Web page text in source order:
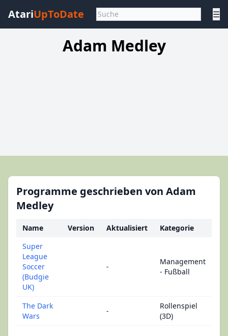
AtariUpToDate ☰
Adam Medley
Programme geschrieben von Adam
Medley
Name Version Aktualisiert
Kategorie
Super
League
Soccer
(Budgie
UK)
-
Management
- Fußball
The Dark
Wars
-
Rollenspiel
(3D)